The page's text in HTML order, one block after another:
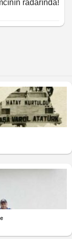
radarında!